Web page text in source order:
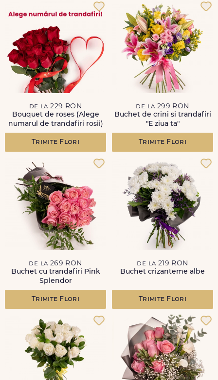
de la 229 RON
Bouquet de roses (Alege
numarul de trandafiri rosii)
Trimite Flori
de la 299 RON
Buchet de crini si trandafiri
"E ziua ta"
Trimite Flori
de la 269 RON
Buchet cu trandafiri Pink
Splendor
Trimite Flori
de la 219 RON
Buchet crizanteme albe
Trimite Flori